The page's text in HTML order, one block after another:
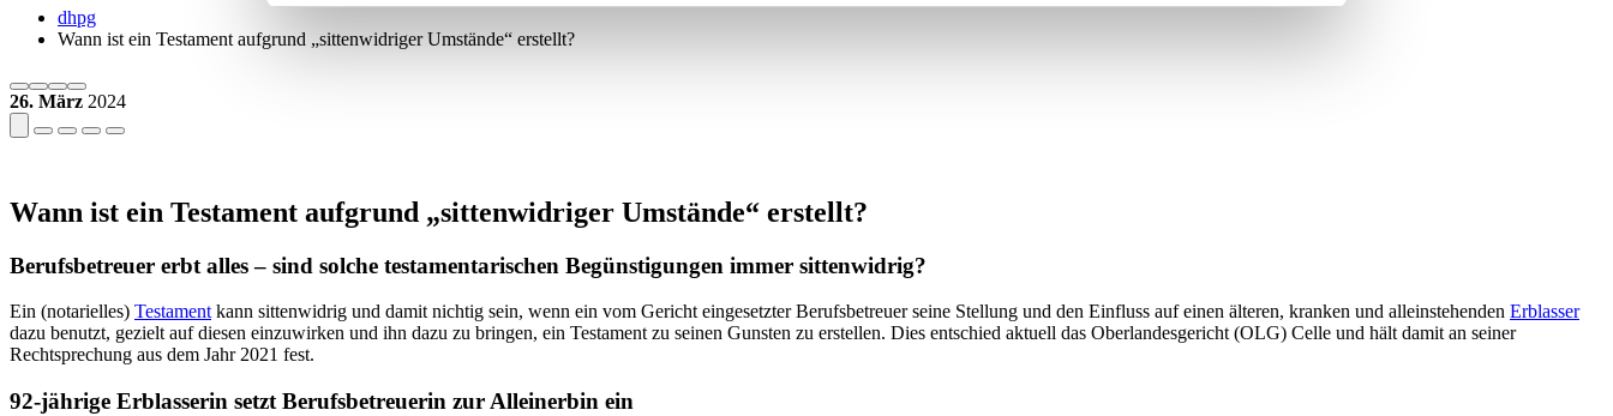
dhpg
Wann ist ein Testament aufgrund „sittenwidriger Umstände“ erstellt?
26. März 2024
Wann ist ein Testament aufgrund „sittenwidriger Umstände“ erstellt?
Berufsbetreuer erbt alles – sind solche testamentarischen Begünstigungen immer sittenwidrig?
Ein (notarielles) Testamentkann sittenwidrig und damit nichtig sein, wenn ein vom Gericht eingesetzter Berufsbetreuer seine Stellung und den Einfluss auf einen älteren, kranken und alleinstehenden Erblasser
dazu benutzt, gezielt auf diesen einzuwirken und ihn dazu zu bringen, ein Testament zu seinen Gunsten zu erstellen. Dies entschied aktuell das Oberlandesgericht (OLG) Celle und hält damit an seiner
Rechtsprechung aus dem Jahr 2021 fest.
92-jährige Erblasserin setzt Berufsbetreuerin zur Alleinerbin ein